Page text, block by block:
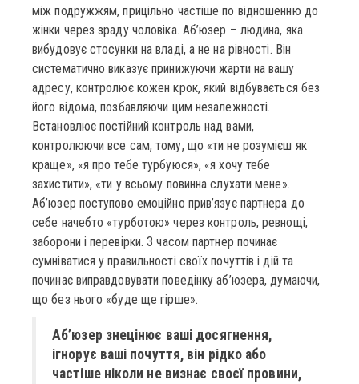
між подружжям, прицільно частіше по відношенню до
жінки через зраду чоловіка. Аб’юзер – людина, яка
вибудовує стосунки на владі, а не на рівності. Він
систематично виказує принижуючи жарти на вашу
адресу, контролює кожен крок, який відбувається без
його відома, позбавляючи цим незалежності.
Встановлює постійний контроль над вами,
контролюючи все сам, тому, що «ти не розумієш як
краще», «я про тебе турбуюся», «я хочу тебе
захистити», «ти у всьому повинна слухати мене».
Аб’юзер поступово емоційно прив’язує партнера до
себе начебто «турботою» через контроль, ревнощі,
заборони і перевірки. З часом партнер починає
сумніватися у правильності своїх почуттів і дій та
починає виправдовувати поведінку аб’юзера, думаючи,
що без нього «буде ще гірше».
Аб’юзер знецінює ваші досягнення,
ігнорує ваші почуття, він рідко або
частіше ніколи не визнає своєї провини,